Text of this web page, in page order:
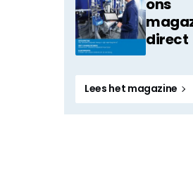
ons
direct
Lees het magazine